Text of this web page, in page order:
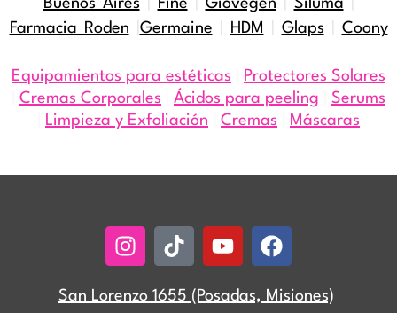
Buenos Aires
Fine Giovegen Siluma
Farmacia Roden
Germaine HDM Glaps Coony
Equipamientos para estéticas
Protectores Solares
Cremas Corporales Ácidos para peeling
Serums
Limpieza y Exfoliación Cremas Máscaras
Instagram
TiktokYoutubeFacebook
San Lorenzo 1655 (Posadas, Misiones)